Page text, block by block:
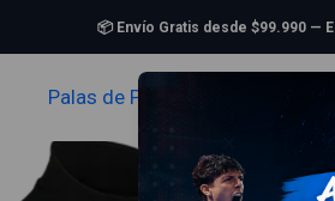
Palas de Padel Zapatillas de
📦 Envío Gratis desde $99.990 —
Inicio Ropa